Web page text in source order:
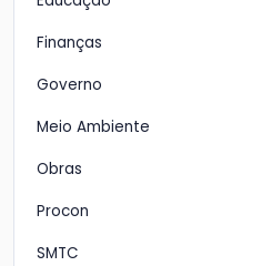
Finanças
Governo
Meio Ambiente
Obras
Procon
SMTC